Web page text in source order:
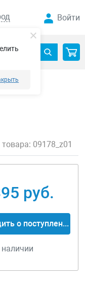
Войти
09178_z01
руб.
Сообщить о поступлении